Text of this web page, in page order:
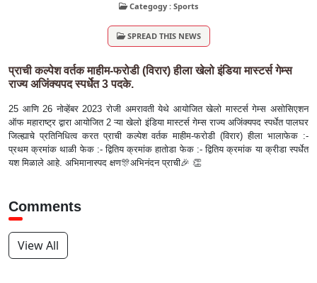
Categogy : Sports
SPREAD THIS NEWS
प्राची कल्पेश वर्तक माहीम-फरोडी (विरार) हीला खेलो इंडिया मास्टर्स गेम्स
राज्य अजिंक्यपद स्पर्धेत 3 पदके.
25 आणि 26 नोव्हेंबर 2023 रोजी अमरावती येथे आयोजित खेलो मास्टर्स गेम्स असोसिएशन
ऑफ महाराष्ट्र द्वारा आयोजित 2 ऱ्या खेलो इंडिया मास्टर्स गेम्स राज्य अजिंक्यपद स्पर्धेत पालघर
जिल्ह्याचे प्रतिनिधित्व करत प्राची कल्पेश वर्तक माहीम-फरोडी (विरार) हीला भालाफेक :-
प्रथम क्रमांक थाळी फेक :- द्वितिय क्रमांक हातोडा फेक :- द्वितिय क्रमांक या क्रीडा स्पर्धेत
यश मिळाले आहे. अभिमानास्पद क्षण🎊अभिनंदन प्राची🎉 👏
Comments
View All